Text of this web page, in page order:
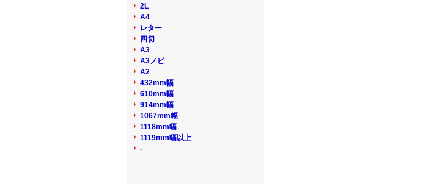
2L
A4
レター
四切
A3
A3ノビ
A2
432mm幅
610mm幅
914mm幅
1067mm幅
1118mm幅
1119mm幅以上
-